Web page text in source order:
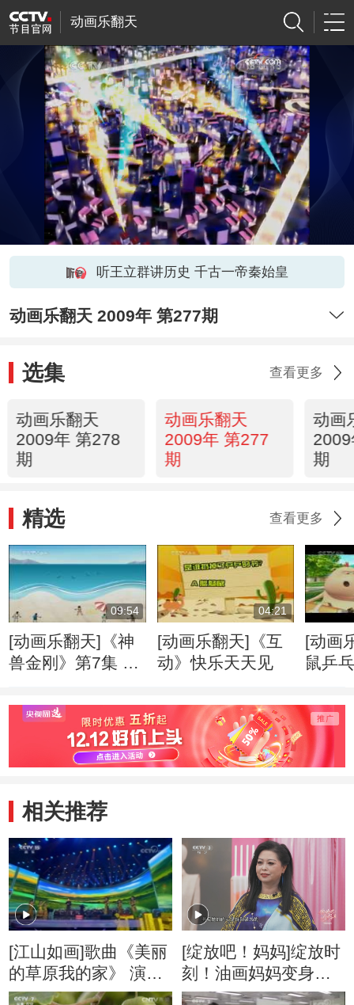
动画乐翻天
听王立群讲历史 千古一帝秦始皇
动画乐翻天 2009年 第277期
选集 查看更多
动画乐翻天
2009年 第278
期
动画乐翻天
2009年 第277
期
动画
期
精选 查看更多
09:54
[动画乐翻天]《神
兽金刚》第7集 地
04:21
[动画乐翻天]《互
动》快乐天天见
[动画
鼠乒
弥彰
相关推荐
[江山如画]歌曲《美丽
的草原我的家》 演
唱：阿云嘎
[绽放吧！妈妈]绽放时
刻！油画妈妈变身艺
术女神